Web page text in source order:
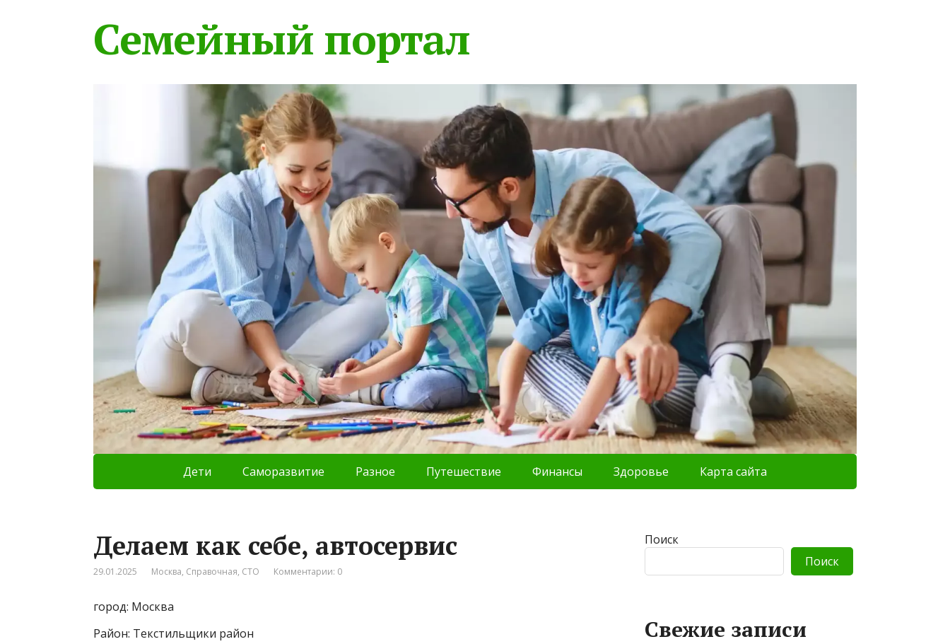
Семейный портал
Дети Саморазвитие Разное Путешествие Финансы Здоровье Карта сайта
Делаем как себе, автосервис
29.01.2025 Москва, Справочная, СТО Комментарии: 0
город: Москва
Район: Текстильщики район
Поиск
Поиск
Свежие записи